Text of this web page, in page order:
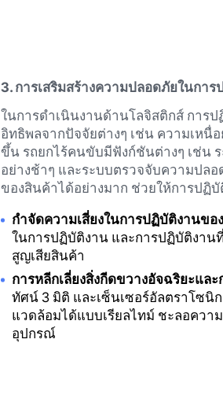
3. การเสริมสร้างความปลอดภัยในกา
ในการดำเนินงานด้านโลจิสติกส์ การ
อิทธิพลจากปัจจัยต่างๆ เช่น ความเห
ขึ้น รถยกไร้คนขับมีฟังก์ชันต่างๆ เช่น
อย่างช้าๆ และระบบตรวจจับความปล
ของสินค้าได้อย่างมาก ช่วยให้การปฏิ
กำจัดความเสี่ยงในการปฏิบัติงานขอ
ในการปฏิบัติงาน และการปฏิบัติงาน
สูญเสียสินค้า
การหลีกเลี่ยงสิ่งกีดขวางอัจฉริยะและ
ทัศน์ 3 มิติ และเซ็นเซอร์อัลตราโซ
แวดล้อมได้แบบเรียลไทม์ ชะลอควา
อุปกรณ์